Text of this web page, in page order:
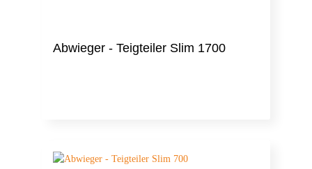
Abwieger - Teigteiler Slim 1700